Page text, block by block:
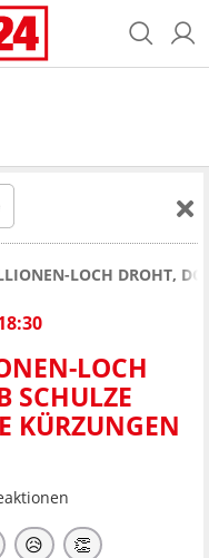
LOCH DROHT,
LOCH
SCHULZE
A
😥 👏